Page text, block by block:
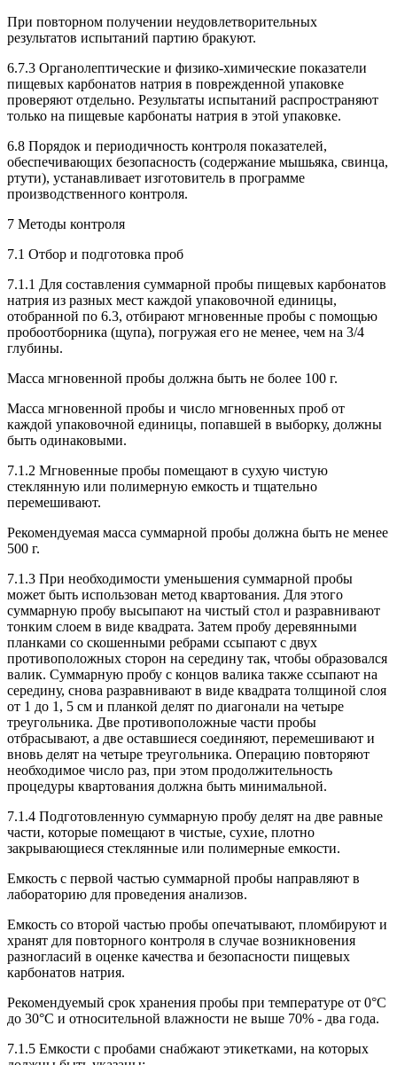
При повторном получении неудовлетворительных
результатов испытаний партию бракуют.
6.7.3 Органолептические и физико-химические показатели
пищевых карбонатов натрия в поврежденной упаковке
проверяют отдельно. Результаты испытаний распространяют
только на пищевые карбонаты натрия в этой упаковке.
6.8 Порядок и периодичность контроля показателей,
обеспечивающих безопасность (содержание мышьяка, свинца,
ртути), устанавливает изготовитель в программе
производственного контроля.
7 Методы контроля
7.1 Отбор и подготовка проб
7.1.1 Для составления суммарной пробы пищевых карбонатов
натрия из разных мест каждой упаковочной единицы,
отобранной по 6.3, отбирают мгновенные пробы с помощью
пробоотборника (щупа), погружая его не менее, чем на 3/4
глубины.
Масса мгновенной пробы должна быть не более 100 г.
Масса мгновенной пробы и число мгновенных проб от
каждой упаковочной единицы, попавшей в выборку, должны
быть одинаковыми.
7.1.2 Мгновенные пробы помещают в сухую чистую
стеклянную или полимерную емкость и тщательно
перемешивают.
Рекомендуемая масса суммарной пробы должна быть не менее
500 г.
7.1.3 При необходимости уменьшения суммарной пробы
может быть использован метод квартования. Для этого
суммарную пробу высыпают на чистый стол и разравнивают
тонким слоем в виде квадрата. Затем пробу деревянными
планками со скошенными ребрами ссыпают с двух
противоположных сторон на середину так, чтобы образовался
валик. Суммарную пробу с концов валика также ссыпают на
середину, снова разравнивают в виде квадрата толщиной слоя
от 1 до 1, 5 см и планкой делят по диагонали на четыре
треугольника. Две противоположные части пробы
отбрасывают, а две оставшиеся соединяют, перемешивают и
вновь делят на четыре треугольника. Операцию повторяют
необходимое число раз, при этом продолжительность
процедуры квартования должна быть минимальной.
7.1.4 Подготовленную суммарную пробу делят на две равные
части, которые помещают в чистые, сухие, плотно
закрывающиеся стеклянные или полимерные емкости.
Емкость с первой частью суммарной пробы направляют в
лабораторию для проведения анализов.
Емкость со второй частью пробы опечатывают, пломбируют и
хранят для повторного контроля в случае возникновения
разногласий в оценке качества и безопасности пищевых
карбонатов натрия.
Рекомендуемый срок хранения пробы при температуре от 0°С
до 30°С и относительной влажности не выше 70% - два года.
7.1.5 Емкости с пробами снабжают этикетками, на которых